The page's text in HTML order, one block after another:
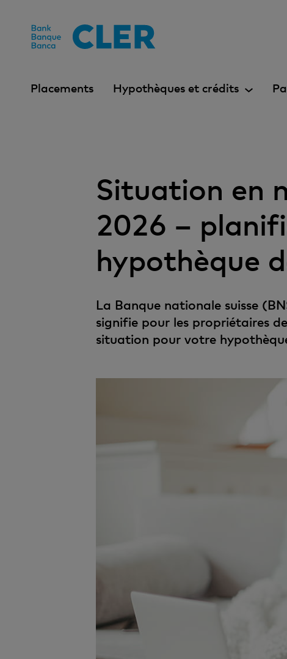
Placements Hypothèques et crédits
Situation en
2026 –
hypothèque
La Banque nationale suisse
signifie pour les propriétaires
situation pour votre